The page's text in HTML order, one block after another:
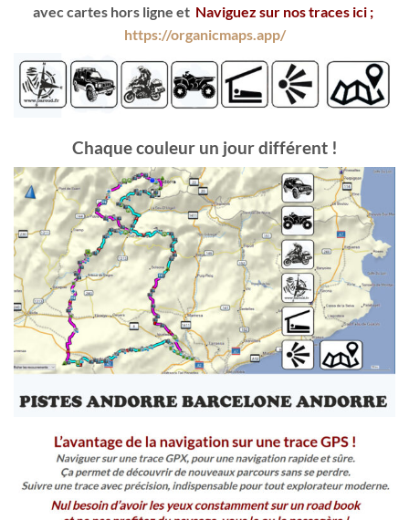
avec cartes hors ligne et Naviguez sur nos traces ici ;
https://organicmaps.app/
Chaque couleur un jour différent !